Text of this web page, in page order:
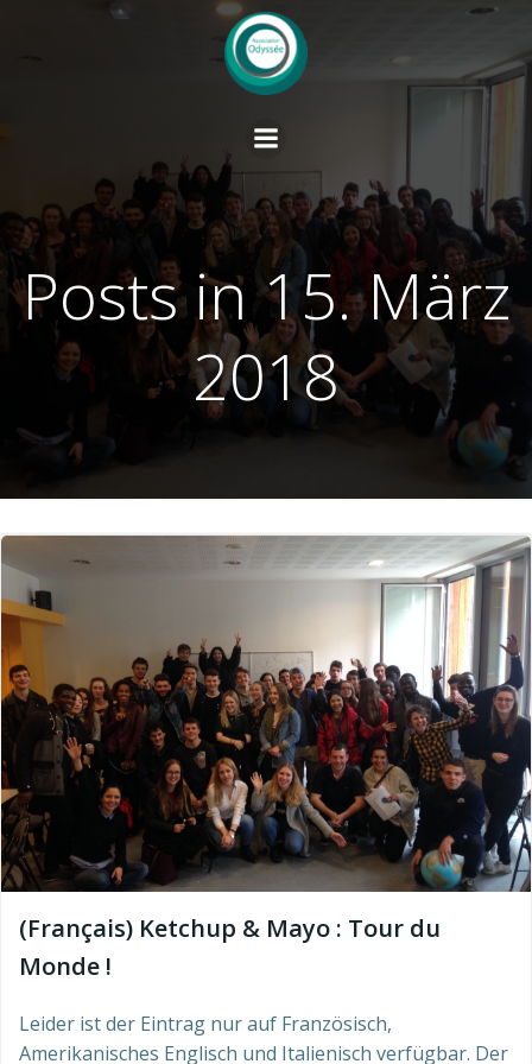
Springe
zum
Inhalt
Posts in 15. März
2018
(Français) Ketchup & Mayo : Tour du
Monde !
Leider ist der Eintrag nur auf Französisch,
Amerikanisches Englisch und Italienisch verfügbar. Der